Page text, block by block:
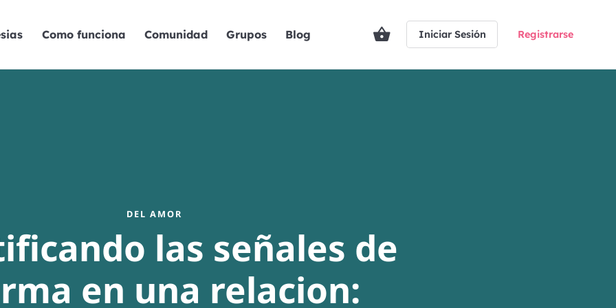
Como funciona Comunidad Grupos Blog Iniciar Sesión Registrarse
DEL AMOR
las señales de
en una relacion: